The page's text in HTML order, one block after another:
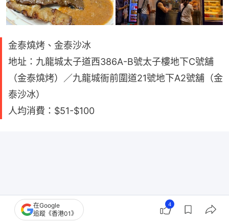
金泰燒烤、金泰沙冰
地址：九龍城太子道西386A-B號太子樓地下C號舖
（金泰燒烤）／九龍城衙前圍道21號地下A2號舖（金
泰沙冰）
人均消費：$51-$100
在Google
追蹤《香港01》
4